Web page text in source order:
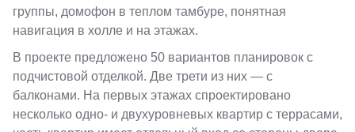
группы, домофон в теплом тамбуре, понятная
навигация в холле и на этажах.
В проекте предложено 50 вариантов планировок с
подчистовой отделкой. Две трети из них — с
балконами. На первых этажах спроектировано
несколько одно- и двухуровневых квартир с террасами,